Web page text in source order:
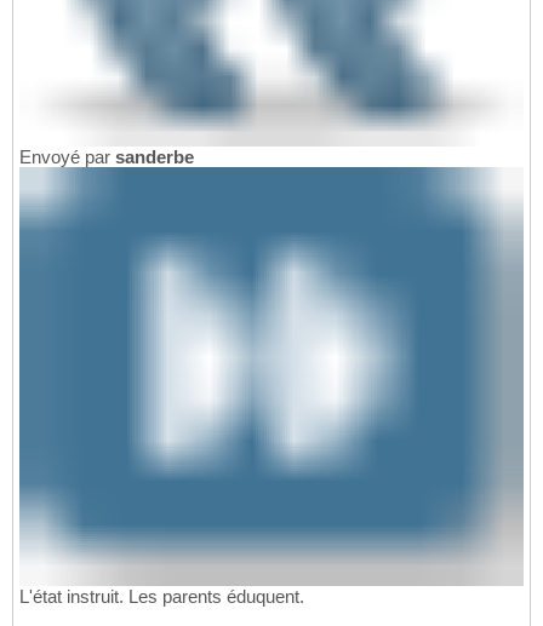
Envoyé par sanderbe
L'état instruit. Les parents éduquent.